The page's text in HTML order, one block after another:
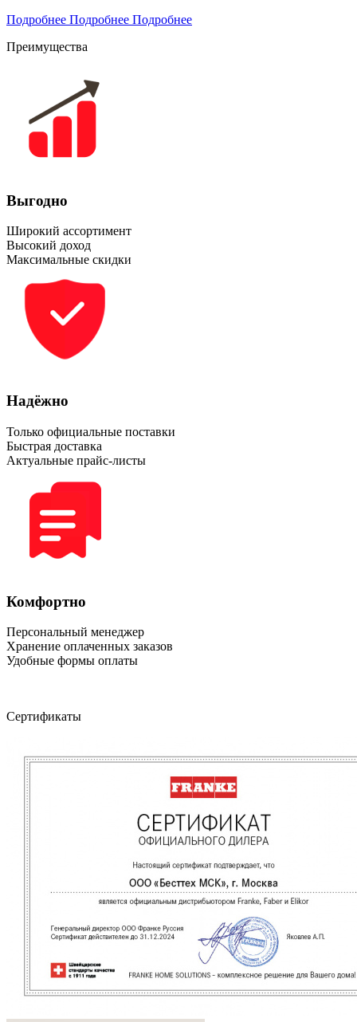
Подробнее Подробнее Подробнее
Преимущества
Выгодно
Широкий ассортимент
Высокий доход
Максимальные скидки
Надёжно
Только официальные поставки
Быстрая доставка
Актуальные прайс-листы
Комфортно
Персональный менеджер
Хранение оплаченных заказов
Удобные формы оплаты
Сертификаты